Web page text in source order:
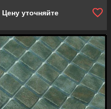
Цену уточняйте